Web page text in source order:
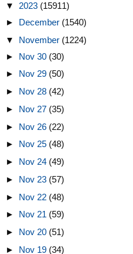
▼ 2023 (15911)
► December (1540)
▼ November (1224)
► Nov 30 (30)
► Nov 29 (50)
► Nov 28 (42)
► Nov 27 (35)
► Nov 26 (22)
► Nov 25 (48)
► Nov 24 (49)
► Nov 23 (57)
► Nov 22 (48)
► Nov 21 (59)
► Nov 20 (51)
► Nov 19 (34)